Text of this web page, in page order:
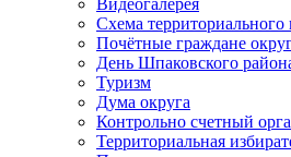
Видеогалерея
Схема
Почётные граждане
День Шпаковского
Туризм
Дума округа
Контрольно счетный
Территориальная